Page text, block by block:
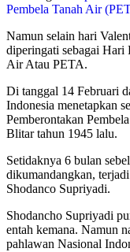
Pembela Tanah Air
Namun selain hari
diperingati sebagai Hari
Air Atau PETA.
Di tanggal 14 Februari
Indonesia menetapkan
Pemberontakan
Blitar tahun 1945 lalu.
Setidaknya 6 bulan
dikumandangkan,
Shodanco Supriyadi.
Shodancho Supriyadi
entah kemana. Namun
pahlawan Nasional